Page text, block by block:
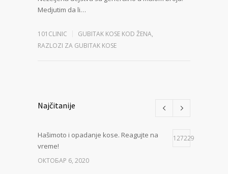
Medjutim da li…
101CLINIC GUBITAK KOSE KOD ŽENA,
RAZLOZI ZA GUBITAK KOSE
Najčitanije
Hašimoto i opadanje kose. Reagujte na
vreme!
127229
ОКТОБАР 6, 2020